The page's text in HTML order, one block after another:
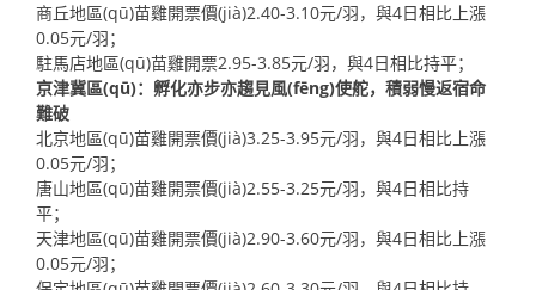
商丘地區(qū)苗雞開票價(jià)2.40-3.10元/羽，與4日相比上漲
0.05元/羽；
駐馬店地區(qū)苗雞開票2.95-3.85元/羽，與4日相比持平；
京津冀區(qū)：孵化亦步亦趨見風(fēng)使舵，積弱慢返宿命
難破
北京地區(qū)苗雞開票價(jià)3.25-3.95元/羽，與4日相比上漲
0.05元/羽；
唐山地區(qū)苗雞開票價(jià)2.55-3.25元/羽，與4日相比持
平；
天津地區(qū)苗雞開票價(jià)2.90-3.60元/羽，與4日相比上漲
0.05元/羽；